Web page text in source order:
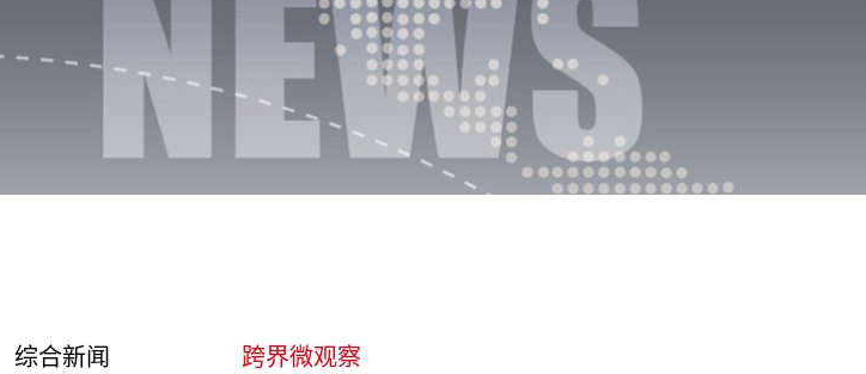
综合新闻 跨界微观察